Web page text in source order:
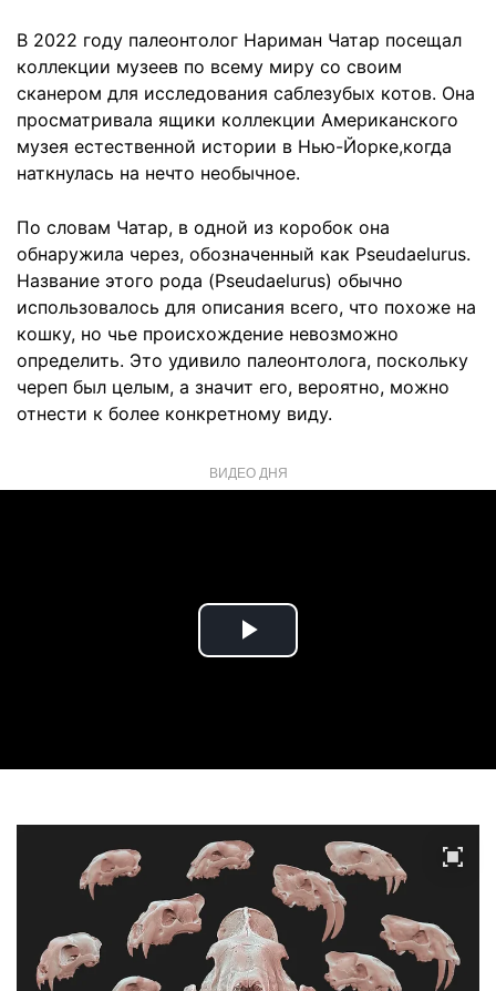
В 2022 году палеонтолог Нариман Чатар посещал
коллекции музеев по всему миру со своим
сканером для исследования саблезубых котов. Она
просматривала ящики коллекции Американского
музея естественной истории в Нью-Йорке,когда
наткнулась на нечто необычное.
По словам Чатар, в одной из коробок она
обнаружила через, обозначенный как Pseudaelurus.
Название этого рода (Pseudaelurus) обычно
использовалось для описания всего, что похоже на
кошку, но чье происхождение невозможно
определить. Это удивило палеонтолога, поскольку
череп был целым, а значит его, вероятно, можно
отнести к более конкретному виду.
ВИДЕО ДНЯ
Play